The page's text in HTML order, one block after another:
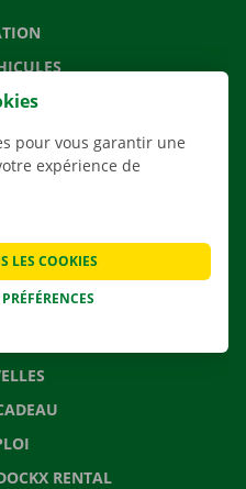
NOUS
RENTAL
pour vous garantir une
expérience de
LES COOKIES